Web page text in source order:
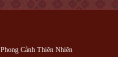
Phong Cảnh Thiên Nhiên